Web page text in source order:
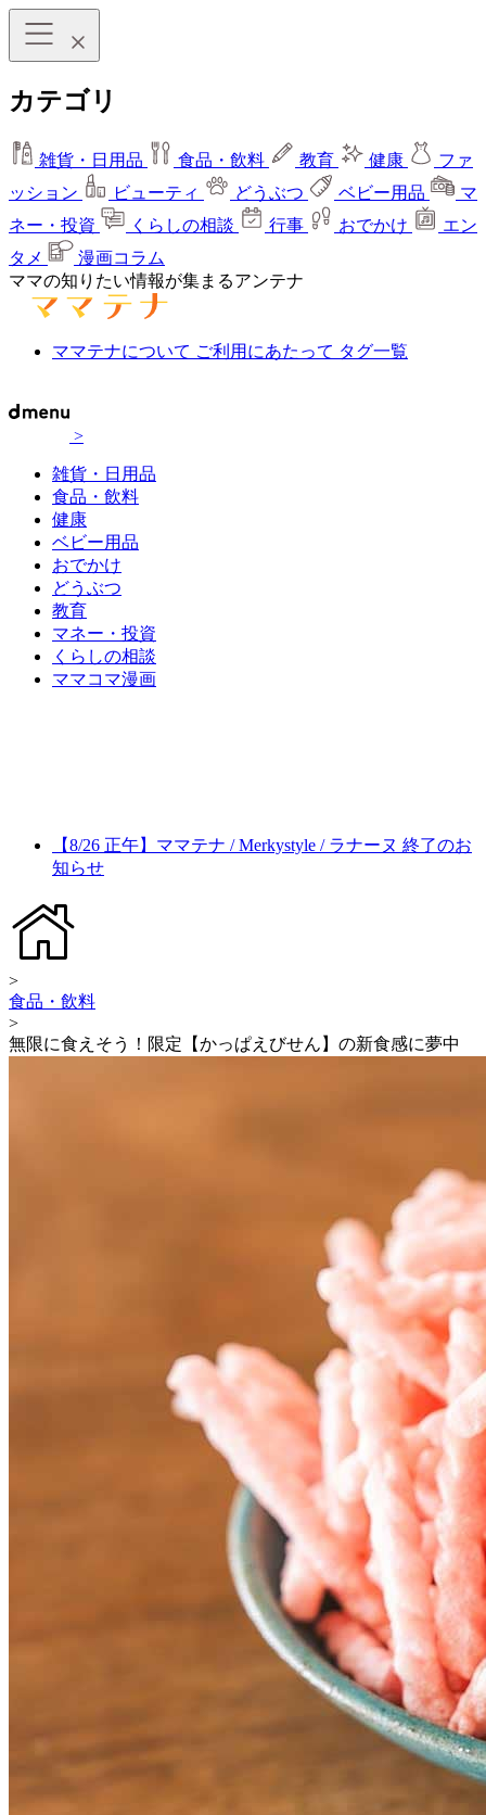
カテゴリ
雑貨・日用品 食品・飲料 教育 健康
ファ
ッション
ビューティ どうぶつ ベビー用品
マ
ネー・投資
くらしの相談 行事 おでかけ
エン
タメ
漫画コラム
ママの知りたい情報が集まるアンテナ
ママテナについて ご利用にあたって タグ一覧
>
雑貨・日用品
食品・飲料
健康
ベビー用品
おでかけ
どうぶつ
教育
マネー・投資
くらしの相談
ママコマ漫画
【8/26 正午】ママテナ / Merkystyle / ラナーヌ 終了のお
知らせ
>
食品・飲料
>
無限に食えそう！限定【かっぱえびせん】の新食感に夢中